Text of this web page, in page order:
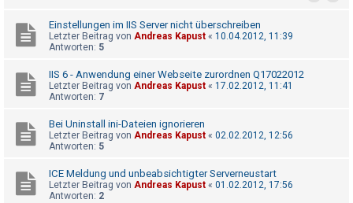
Einstellungen im IIS Server nicht überschreiben
Letzter Beitrag von Andreas Kapust « 10.04.2012, 11:39
Antworten: 5
IIS 6 - Anwendung einer Webseite zurordnen Q17022012
Letzter Beitrag von Andreas Kapust « 17.02.2012, 11:41
Antworten: 7
Bei Uninstall ini-Dateien ignorieren
Letzter Beitrag von Andreas Kapust « 02.02.2012, 12:56
Antworten: 5
ICE Meldung und unbeabsichtigter Serverneustart
Letzter Beitrag von Andreas Kapust « 01.02.2012, 17:56
Antworten: 2